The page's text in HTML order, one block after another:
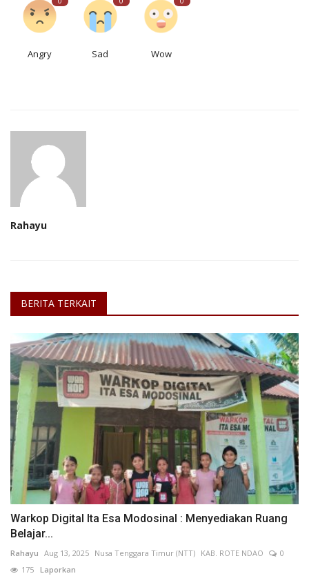
Angry Sad Wow
Rahayu
BERITA TERKAIT
Warkop Digital Ita Esa Modosinal : Menyediakan Ruang
Belajar...
Rahayu Aug 13, 2025 Nusa Tenggara Timur (NTT) KAB. ROTE NDAO
0
175 Laporkan